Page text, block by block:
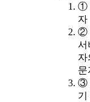
①
자
②
서
자
문
③
기